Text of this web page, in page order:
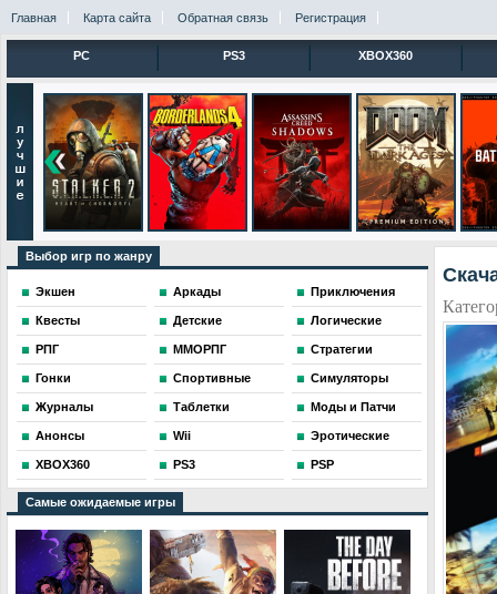
Главная Карта сайта Обратная связь Регистрация
PC PS3 XBOX360
Выбор игр по жанру
Экшен Аркады Приключения
Квесты Детские Логические
РПГ ММОРПГ Стратегии
Гонки Спортивные Симуляторы
Журналы Таблетки Моды и Патчи
Анонсы Wii Эротические
XBOX360 PS3 PSP
Самые ожидаемые игры